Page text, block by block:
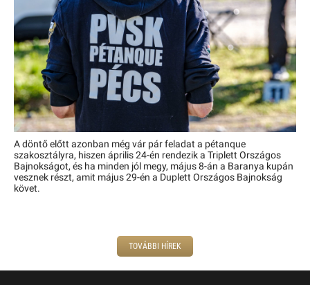
A döntő előtt azonban még vár pár feladat a pétanque
szakosztályra, hiszen április 24-én rendezik a Triplett Országos
Bajnokságot, és ha minden jól megy, május 8-án a Baranya kupán
vesznek részt, amit május 29-én a Duplett Országos Bajnokság
követ.
TOVÁBBI HÍREK